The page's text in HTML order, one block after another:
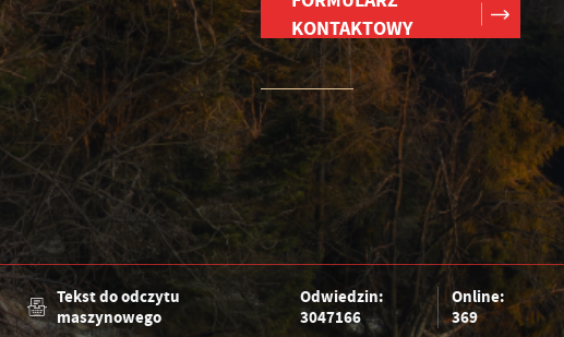
KONTAKTOWY
Tekst do odczytu
maszynowego
Odwiedzin:
3047166
Online:
369